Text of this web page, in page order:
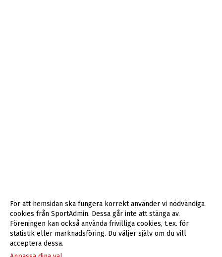
För att hemsidan ska fungera korrekt använder vi nödvändiga
cookies från SportAdmin. Dessa går inte att stänga av.
Föreningen kan också använda frivilliga cookies, t.ex. för
statistik eller marknadsföring. Du väljer själv om du vill
acceptera dessa.